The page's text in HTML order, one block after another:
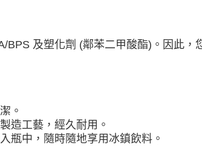
BPS 及塑化劑 (鄰苯二甲酸酯)。因此，
。
造工藝，經久耐用。
瓶中，隨時隨地享用冰鎮飲料。